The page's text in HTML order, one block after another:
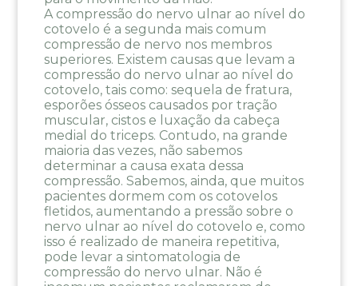
A compressão do nervo ulnar ao nível do
cotovelo é a segunda mais comum
compressão de nervo nos membros
superiores. Existem causas que levam a
compressão do nervo ulnar ao nível do
cotovelo, tais como: sequela de fratura,
esporões ósseos causados por tração
muscular, cistos e luxação da cabeça
medial do triceps. Contudo, na grande
maioria das vezes, não sabemos
determinar a causa exata dessa
compressão. Sabemos, ainda, que muitos
pacientes dormem com os cotovelos
fletidos, aumentando a pressão sobre o
nervo ulnar ao nível do cotovelo e, como
isso é realizado de maneira repetitiva,
pode levar a sintomatologia de
compressão do nervo ulnar. Não é